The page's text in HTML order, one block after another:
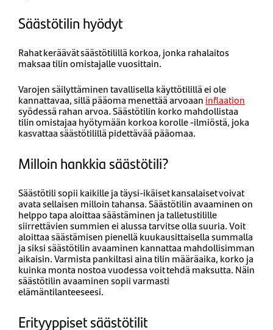
Säästötilin hyödyt
Rahat keräävät säästötilillä korkoa, jonka rahalaitos
maksaa tilin omistajalle vuosittain.
Varojen säilyttäminen tavallisella käyttötilillä ei ole
kannattavaa, sillä pääoma menettää arvoaan inflaation
syödessä rahan arvoa. Säästötilin korko mahdollistaa
tilin omistajaa hyötymään korkoa korolle -ilmiöstä, joka
kasvattaa säästötilillä pidettävää pääomaa.
Milloin hankkia säästötili?
Säästötili sopii kaikille ja täysi-ikäiset kansalaiset voivat
avata sellaisen milloin tahansa.Säästötilin avaaminen on
helppo tapa aloittaa säästäminen ja talletustilille
siirrettävien summien ei alussa tarvitse olla suuria. Voit
aloittaa säästämisen pienellä kuukausittaisella summalla
ja siksi säästötilin avaaminen kannattaa mahdollisimman
aikaisin. Varmista pankiltasi aina tilin määräaika, korko ja
kuinka monta nostoa vuodessa voit tehdä maksutta. Näin
säästötilin avaaminen sopii varmasti
elämäntilanteeseesi.
Erityyppiset säästötilit